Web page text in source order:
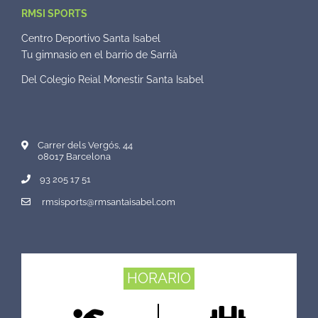
RMSI SPORTS
Centro Deportivo Santa Isabel
Tu gimnasio en el barrio de Sarrià
Del Colegio Reial Monestir Santa Isabel
Carrer dels Vergós, 44
08017 Barcelona
93 205 17 51
rmsisports@rmsantaisabel.com
HORARIO